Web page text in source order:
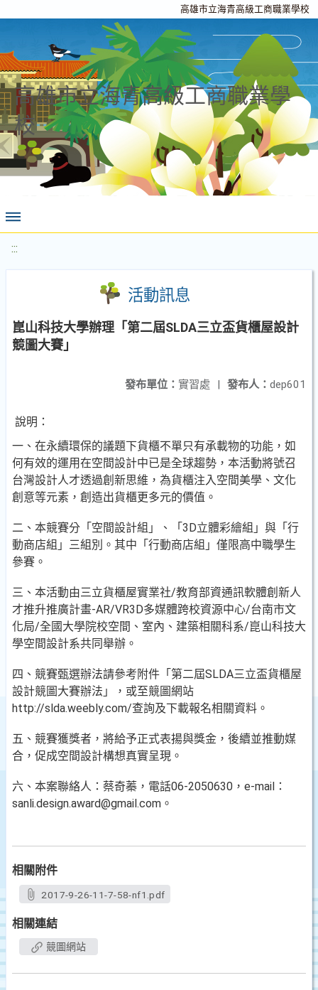
高雄市立海青高級工商職業學校
高雄市立海青高級工商職業學
校
:::
活動訊息
崑山科技大學辦理「第二屆SLDA三立盃貨櫃屋設計
競圖大賽」
發布人： dep601
發布單位： 實習處 |
說明：
一、在永續環保的議題下貨櫃不單只有承載物的功能，如
何有效的運用在空間設計中已是全球趨勢，本活動將號召
台灣設計人才透過創新思維，為貨櫃注入空間美學、文化
創意等元素，創造出貨櫃更多元的價值。
二、本競賽分「空間設計組」、「3D立體彩繪組」與「行
動商店組」三組別。其中「行動商店組」僅限高中職學生
參賽。
三、本活動由三立貨櫃屋實業社/教育部資通訊軟體創新人
才推升推廣計畫-AR/VR3D多媒體跨校資源中心/台南市文
化局/全國大學院校空間、室內、建築相關科系/崑山科技大
學空間設計系共同舉辦。
四、競賽甄選辦法請參考附件「第二屆SLDA三立盃貨櫃屋
設計競圖大賽辦法」，或至競圖網站
http://slda.weebly.com/查詢及下載報名相關資料。
五、競賽獲獎者，將給予正式表揚與獎金，後續並推動媒
合，促成空間設計構想真實呈現。
六、本案聯絡人：蔡奇蓁，電話06-2050630，e-mail：
sanli.design.award@gmail.com。
相關附件
2017-9-26-11-7-58-nf1.pdf
相關連結
競圖網站